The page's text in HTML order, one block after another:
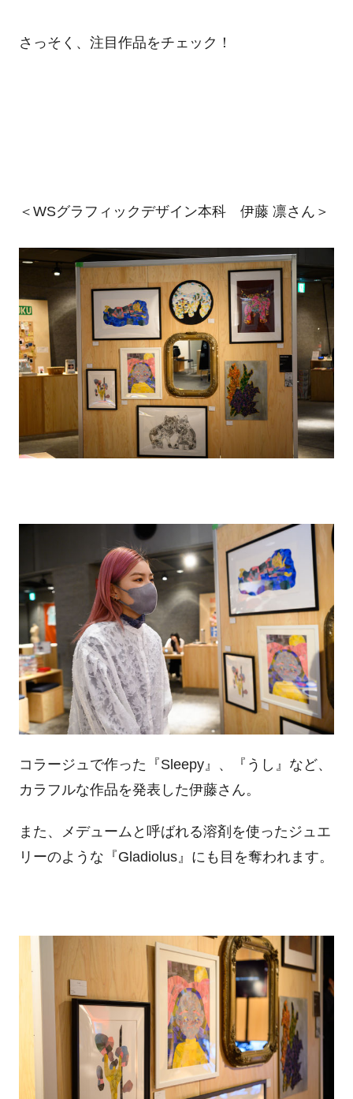
さっそく、注目作品をチェック！
＜WSグラフィックデザイン本科 伊藤 凛さん＞
コラージュで作った『Sleepy』、『うし』など、
カラフルな作品を発表した伊藤さん。
また、メデュームと呼ばれる溶剤を使ったジュエ
リーのような『Gladiolus』にも目を奪われます。